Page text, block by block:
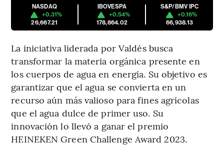
NASDAQ
+0.31%
26,667.21
IBOVESPA
+0.54%
178,864.02
S&P/BMV IPC
+0.16%
66,938.13
La iniciativa liderada por Valdés busca
transformar la materia orgánica presente en
los cuerpos de agua en energía. Su objetivo es
garantizar que el agua se convierta en un
recurso aún más valioso para fines agrícolas
que el agua dulce de primer uso. Su
innovación lo llevó a ganar el premio
HEINEKEN Green Challenge Award 2023.